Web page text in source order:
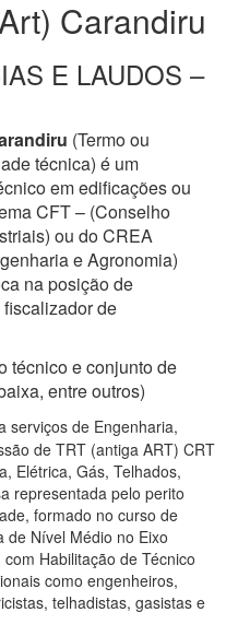
Carandiru
E LAUDOS –
(Termo ou
técnica) é um
em edificações ou
CFT – (Conselho
ou do CREA
e Agronomia)
na posição de
de
técnico e conjunto de
entre outros)
serviços de Engenharia,
de TRT (antiga ART) CRT
Elétrica, Gás, Telhados,
representada pelo perito
formado no curso de
de Nível Médio no Eixo
Habilitação de Técnico
como engenheiros,
telhadistas, gasistas e